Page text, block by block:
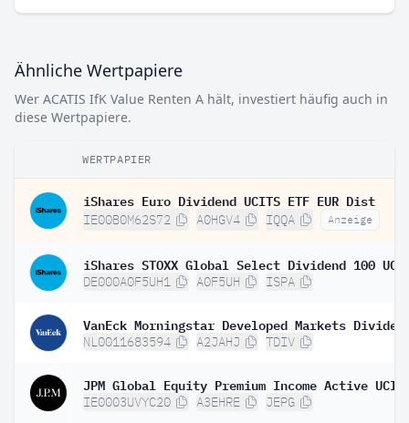
Ähnliche Wertpapiere
Wer ACATIS IfK Value Renten A hält, investiert häufig auch in
diese Wertpapiere.
WERTPAPIER
iShares Euro Dividend UCITS ETF EUR Dist
IE00B0M62S72 A0HGV4 IQQA Anzeige
DE000A0F5UH1 A0F5UH ISPA
NL0011683594 A2JAHJ TDIV
IE0003UVYC20 A3EHRE JEPG